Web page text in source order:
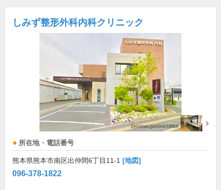
しみず整形外科内科クリニック
所在地・電話番号
熊本県熊本市南区出仲間6丁目11-1 [地図]
096-378-1822